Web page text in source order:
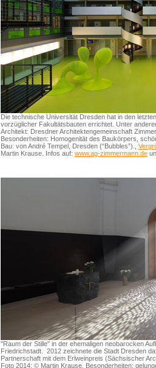
Die technische Universität Dresden hat in den
vorzüglicher Fakultätsbauten errichtet. Unter
Architekt: Dresdner Architektengemeinschaft
Besonderheiten: Homogenität des Baukörpers,
Bau: von André Tempel, Dresden (“Bubbles”).,
Martin Krause. Infos auf: www.ag-zimmermann.de
"Raum der Stille" in der ehemaligen neobarocken
Friedrichstadt. 2012 zeichnete die Stadt Dresden
Partnerschaft mit dem Erlweinpreis (Sächsischer
Foto 2014: © Martin Krause. Besonderheiten: